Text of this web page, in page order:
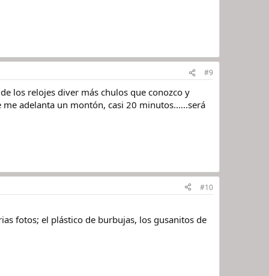
#9
los relojes diver más chulos que conozco y
adelanta un montón, casi 20 minutos......será
#10
fotos; el plástico de burbujas, los gusanitos de